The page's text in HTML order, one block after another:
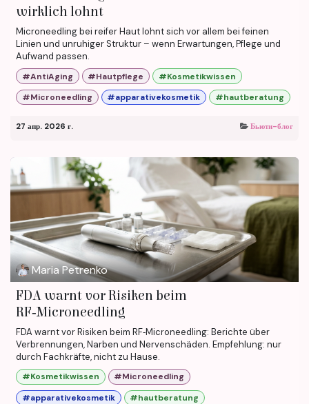
wirklich lohnt
Microneedling bei reifer Haut lohnt sich vor allem bei feinen
Linien und unruhiger Struktur – wenn Erwartungen, Pflege und
Aufwand passen.
#AntiAging #Hautpflege
#Kosmetikwissen
#Microneedling
#apparativekosmetik #hautberatung
27 апр. 2026 г. Бьюти-блог
Maria Petrenko
FDA warnt vor Risiken beim
RF‑Microneedling
FDA warnt vor Risiken beim RF‑Microneedling: Berichte über
Verbrennungen, Narben und Nervenschäden. Empfehlung: nur
durch Fachkräfte, nicht zu Hause.
#Kosmetikwissen
#Microneedling
#apparativekosmetik
#hautberatung